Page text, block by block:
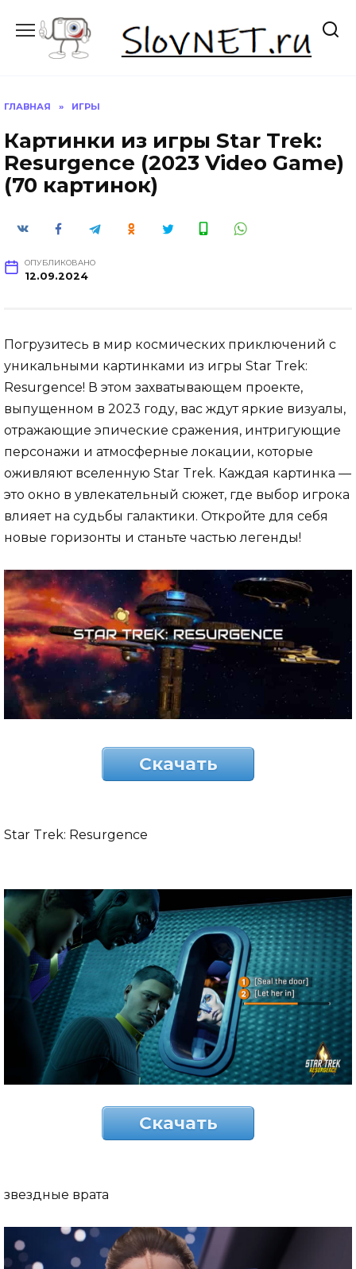
содержанию
ГЛАВНАЯ » ИГРЫ
Картинки из игры Star Trek:
Resurgence (2023 Video Game)
(70 картинок)
ОПУБЛИКОВАНО
12.09.2024
Погрузитесь в мир космических приключений с
уникальными картинками из игры Star Trek:
Resurgence! В этом захватывающем проекте,
выпущенном в 2023 году, вас ждут яркие визуалы,
отражающие эпические сражения, интригующие
персонажи и атмосферные локации, которые
оживляют вселенную Star Trek. Каждая картинка —
это окно в увлекательный сюжет, где выбор игрока
влияет на судьбы галактики. Откройте для себя
новые горизонты и станьте частью легенды!
Скачать
Star Trek: Resurgence
Скачать
звездные врата